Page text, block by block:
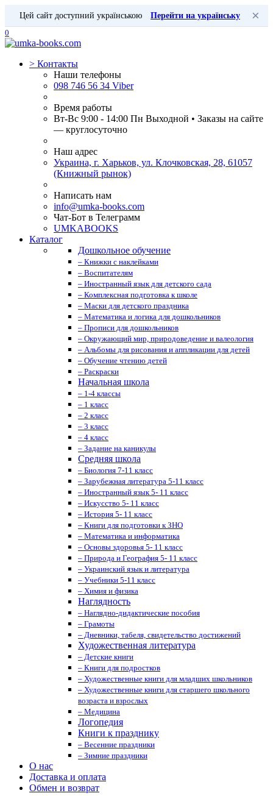
Цей сайт доступний українською Перейти на українську ×
0
> Контакты
Наши телефоны
098 746 56 34 Viber
Время работы
Вт-Вс 9:00 - 14:00 Пн Выходной • Заказы на сайте
— круглосуточно
Наш адрес
Украина, г. Харьков, ул. Клочковская, 28, 61057
(Книжный рынок)
Написать нам
info@umka-books.com
Чат-Бот в Телеграмм
UMKABOOKS
Каталог
Дошкольное обучение
– Книжки с наклейками
– Воспитателям
– Иностранный язык для детского сада
– Комплексная подготовка к школе
– Маски для детского праздника
– Математика и логика для дошкольников
– Прописи для дошкольников
– Окружающий мир, природоведение и валеология
– Альбомы для рисования и аппликации для детей
– Обучение чтению детей
– Раскраски
Начальная школа
– 1-4 классы
– 1 класс
– 2 класс
– 3 класс
– 4 класс
– Задание на каникулы
Средняя школа
– Биология 7-11 класс
– Зарубежная литература 5-11 класс
– Иностранный язык 5- 11 класс
– Искусство 5- 11 класс
– История 5- 11 класс
– Книги для подготовки к ЗНО
– Математика и информатика
– Основы здоровья 5- 11 класс
– Природа и География 5- 11 класс
– Украинский язык и литература
– Учебники 5-11 класс
– Химия и физика
Наглядность
– Наглядно-дидактические пособия
– Грамоты
– Дневники, табеля, свидетельство достижений
Художественная литература
– Детские книги
– Книги для подростков
– Художественные книги для младших школьников
– Художественные книги для старшего школьного
возраста и взрослых
– Медицина
Логопедия
Книги к празднику
– Весенние праздники
– Зимние праздники
О нас
Доставка и оплата
Обмен и возврат